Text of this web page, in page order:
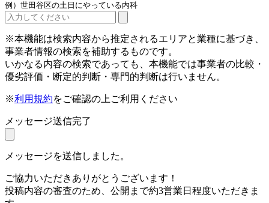
例）世田谷区の土日にやっている内科
※本機能は検索内容から推定されるエリアと業種に基づき、
事業者情報の検索を補助するものです。
いかなる内容の検索であっても、本機能では事業者の比較・
優劣評価・断定的判断・専門的判断は行いません。
※利用規約をご確認の上ご利用ください
メッセージ送信完了
メッセージを送信しました。
ご協力いただきありがとうございます！
投稿内容の審査のため、公開まで約3営業日程度いただきま